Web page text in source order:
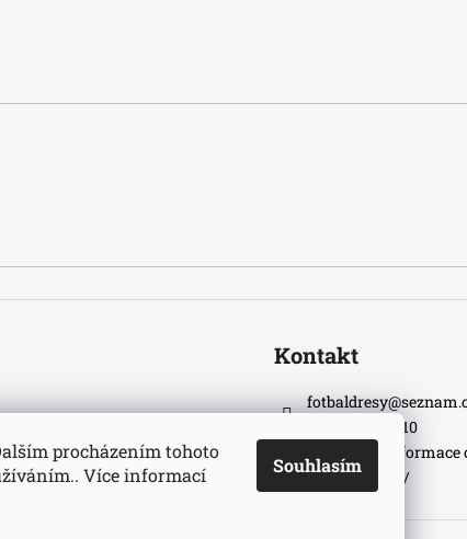
procházením tohoto
Více informací
Souhlasím
Kontakt
fotbaldresy@
+420733609510
Nejnovější
fotbaldresycz/